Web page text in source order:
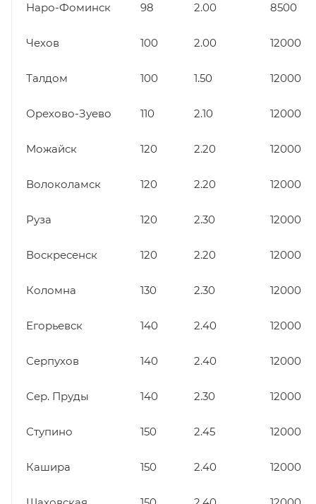
Наро-Фоминск 98 2.00 8500
Чехов 100 2.00 12000
Талдом 100 1.50 12000
Орехово-Зуево 110 2.10 12000
Можайск 120 2.20 12000
Волоколамск 120 2.20 12000
Руза 120 2.30 12000
Воскресенск 120 2.20 12000
Коломна 130 2.30 12000
Егорьевск 140 2.40 12000
Серпухов 140 2.40 12000
Сер. Пруды 140 2.30 12000
Ступино 150 2.45 12000
Кашира 150 2.40 12000